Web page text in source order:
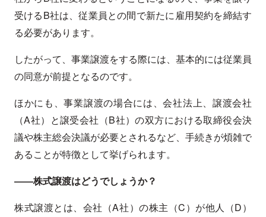
受けるB社は、従業員との間で新たに雇用契約を締結す
る必要があります。
したがって、事業譲渡をする際には、基本的には従業員
の同意が前提となるのです。
ほかにも、事業譲渡の場合には、会社法上、譲渡会社
（A社）と譲受会社（B社）の双方における取締役会決
議や株主総会決議が必要とされるなど、手続きが煩雑で
あることが特徴として挙げられます。
――株式譲渡はどうでしょうか？
株式譲渡とは、会社（A社）の株主（C）が他人（D）